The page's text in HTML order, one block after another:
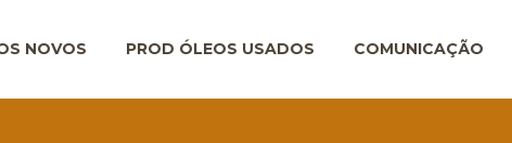
NOVOS PROD ÓLEOS USADOS COMUNICAÇÃO